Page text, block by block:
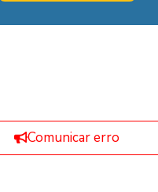
Comunicar erro